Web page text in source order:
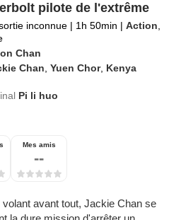
pilote de l'extrême
inconnue | 1h 50min | Action,
Chan
Chan,Yuen Chor, Kenya
Pi li huo
Mes amis
--
avant tout, Jackie Chan se